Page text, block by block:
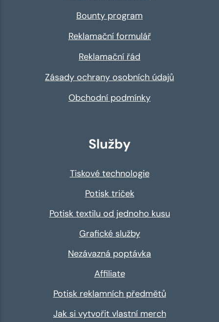
Bounty program
Reklamační formulář
Reklamační řád
Zásady ochrany osobních údajů
Obchodní podmínky
Služby
Tiskové technologie
Potisk triček
Potisk textilu od jednoho kusu
Grafické služby
Nezávazná poptávka
Affiliate
Potisk reklamních předmětů
Jak si vytvořit vlastní merch